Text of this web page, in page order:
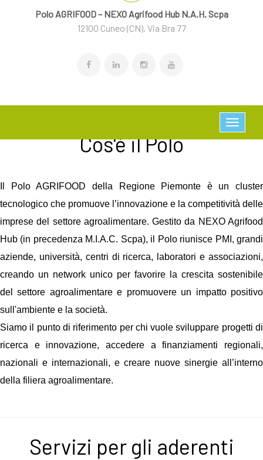
Polo AGRIFOOD – NEXO Agrifood Hub N.A.H. Scpa
12100 Cuneo (CN), Via Bra 77
Cos'è il Polo
Il Polo AGRIFOOD della Regione Piemonte è un cluster
tecnologico che promuove l’innovazione e la competitività delle
imprese del settore agroalimentare. Gestito da NEXO Agrifood
Hub (in precedenza M.I.A.C. Scpa), il Polo riunisce PMI, grandi
aziende, università, centri di ricerca, laboratori e associazioni,
creando un network unico per favorire la crescita sostenibile
del settore agroalimentare e promuovere un impatto positivo
sull'ambiente e la società.
Siamo il punto di riferimento per chi vuole sviluppare progetti di
ricerca e innovazione, accedere a finanziamenti regionali,
nazionali e internazionali, e creare nuove sinergie all’interno
della filiera agroalimentare.
Servizi per gli aderenti